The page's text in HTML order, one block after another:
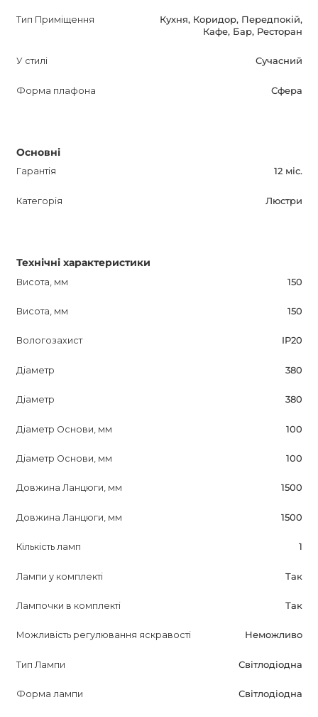
хто бажає додати до свого дому сучасний стиль,
елегантність і неповторний дизайн. Придбайте цю
простору. Гарантія на люстру складає 12 місяців.
Тип Приміщення
Кухня, Коридор, Передпокій,
Кафе, Бар, Ресторан
У стилі Сучасний
Форма плафона Сфера
Основні
Гарантія 12 міс.
Категорія Люстри
Технічні характеристики
Висота, мм 150
Висота, мм 150
Вологозахист IP20
Діаметр 380
Діаметр 380
Діаметр Основи, мм 100
Діаметр Основи, мм 100
Довжина Ланцюги, мм 1500
Довжина Ланцюги, мм 1500
Кількість ламп 1
Лампи у комплекті Так
Лампочки в комплекті Так
Можливість регулювання яскравості Неможливо
Тип Лампи Світлодіодна
Форма лампи Світлодіодна